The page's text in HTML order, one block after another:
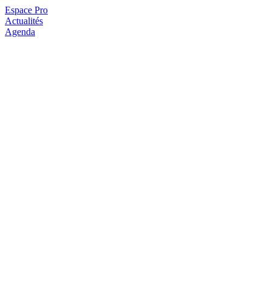
Espace Pro
Actualités
Agenda